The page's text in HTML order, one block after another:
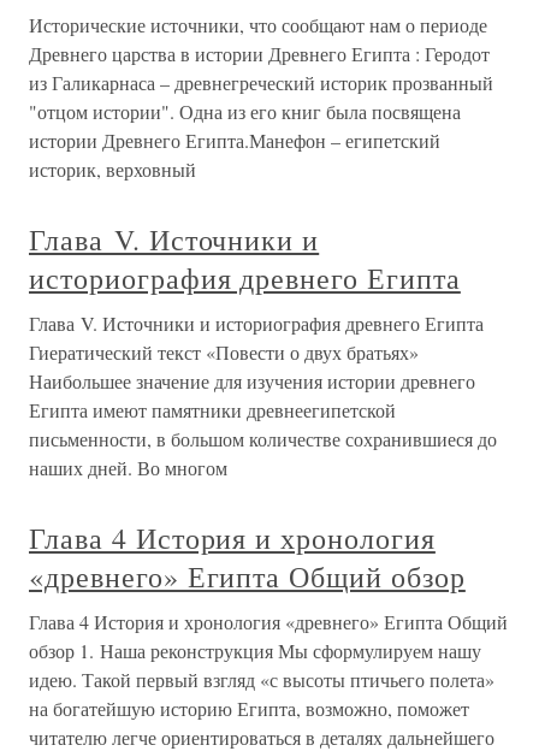
Исторические источники, что сообщают нам о периоде
Древнего царства в истории Древнего Египта : Геродот
из Галикарнаса – древнегреческий историк прозванный
"отцом истории". Одна из его книг была посвящена
истории Древнего Египта.Манефон – египетский
историк, верховный
Глава V. Источники и
историография древнего Египта
Глава V. Источники и историография древнего Египта
Гиератический текст «Повести о двух братьях»
Наибольшее значение для изучения истории древнего
Египта имеют памятники древнеегипетской
письменности, в большом количестве сохранившиеся до
наших дней. Во многом
Глава 4 История и хронология
«древнего» Египта Общий обзор
Глава 4 История и хронология «древнего» Египта Общий
обзор 1. Наша реконструкция Мы сформулируем нашу
идею. Такой первый взгляд «с высоты птичьего полета»
на богатейшую историю Египта, возможно, поможет
читателю легче ориентироваться в деталях дальнейшего